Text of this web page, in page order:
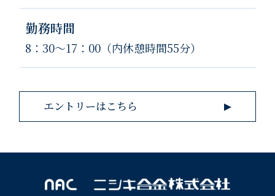
勤務時間
8：30～17：00（内休憩時間55分）
エントリーはこちら